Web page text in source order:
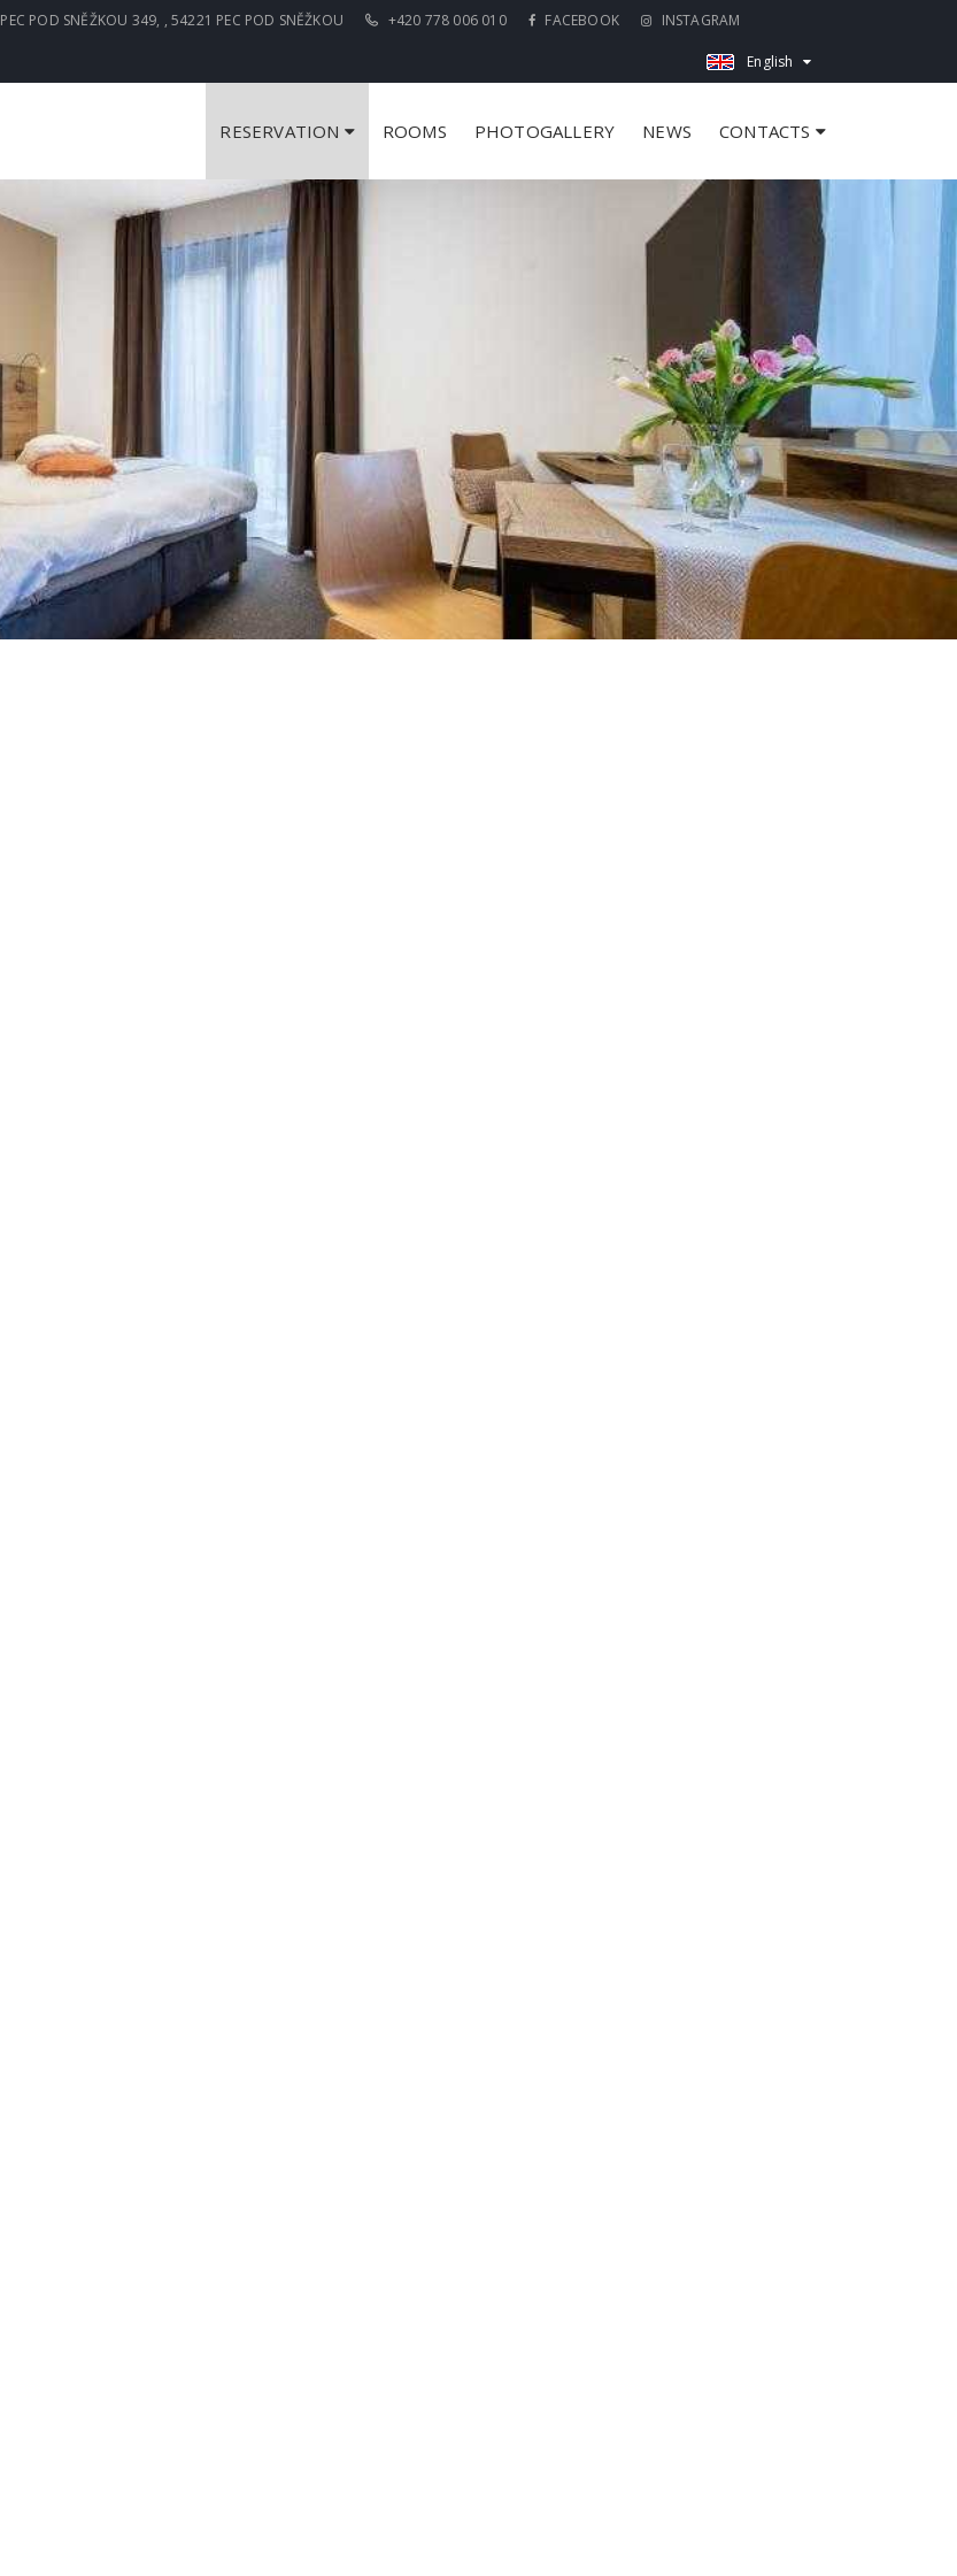
PEC POD SNĚŽKOU 349, , 54221 PEC POD SNĚŽKOU +420 778 006 010 FACEBOOK INSTAGRAM
English
RESERVATION ROOMS PHOTOGALLERY NEWS CONTACTS